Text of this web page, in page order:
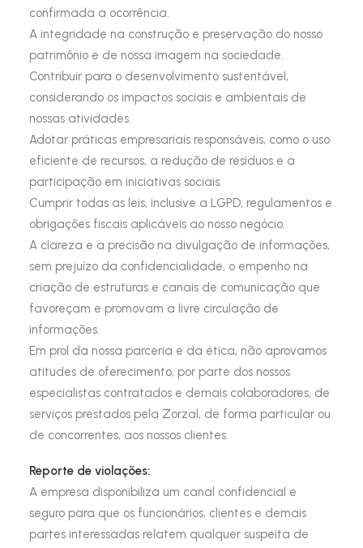
confirmada a ocorrência.
A integridade na construção e preservação do nosso
patrimônio e de nossa imagem na sociedade.
Contribuir para o desenvolvimento sustentável,
considerando os impactos sociais e ambientais de
nossas atividades.
Adotar práticas empresariais responsáveis, como o uso
eficiente de recursos, a redução de resíduos e a
participação em iniciativas sociais.
Cumprir todas as leis, inclusive a LGPD, regulamentos e
obrigações fiscais aplicáveis ao nosso negócio.
A clareza e a precisão na divulgação de informações,
sem prejuízo da confidencialidade, o empenho na
criação de estruturas e canais de comunicação que
favoreçam e promovam a livre circulação de
informações.
Em prol da nossa parceria e da ética, não aprovamos
atitudes de oferecimento, por parte dos nossos
especialistas contratados e demais colaboradores, de
serviços prestados pela Zorzal, de forma particular ou
de concorrentes, aos nossos clientes.
Reporte de violações:
A empresa disponibiliza um canal confidencial e
seguro para que os funcionários, clientes e demais
partes interessadas relatem qualquer suspeita de